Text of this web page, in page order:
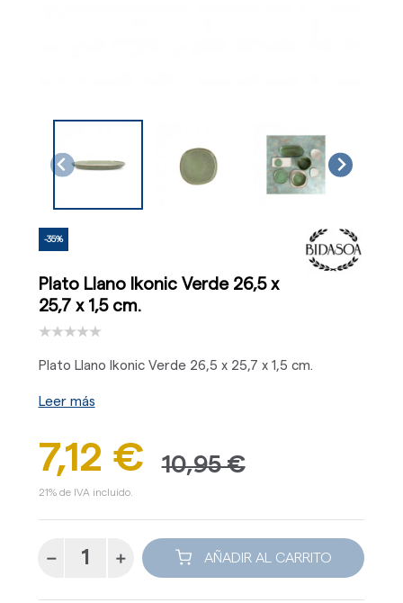
-35%
Plato Llano Ikonic Verde 26,5 x
25,7 x 1,5 cm.
Plato Llano Ikonic Verde 26,5 x 25,7 x 1,5 cm.
Leer más
7,12 € 10,95 €
21% de IVA incluido.
AÑADIR AL CARRITO